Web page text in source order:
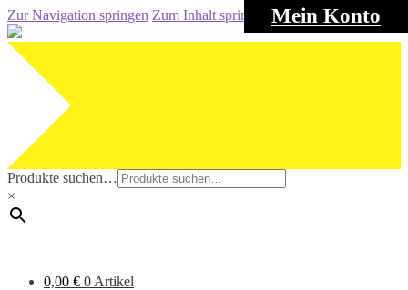
Mein Konto
Zur Navigation springen Zum Inhalt springen
Produkte suchen…
×
0,00 € 0 Artikel